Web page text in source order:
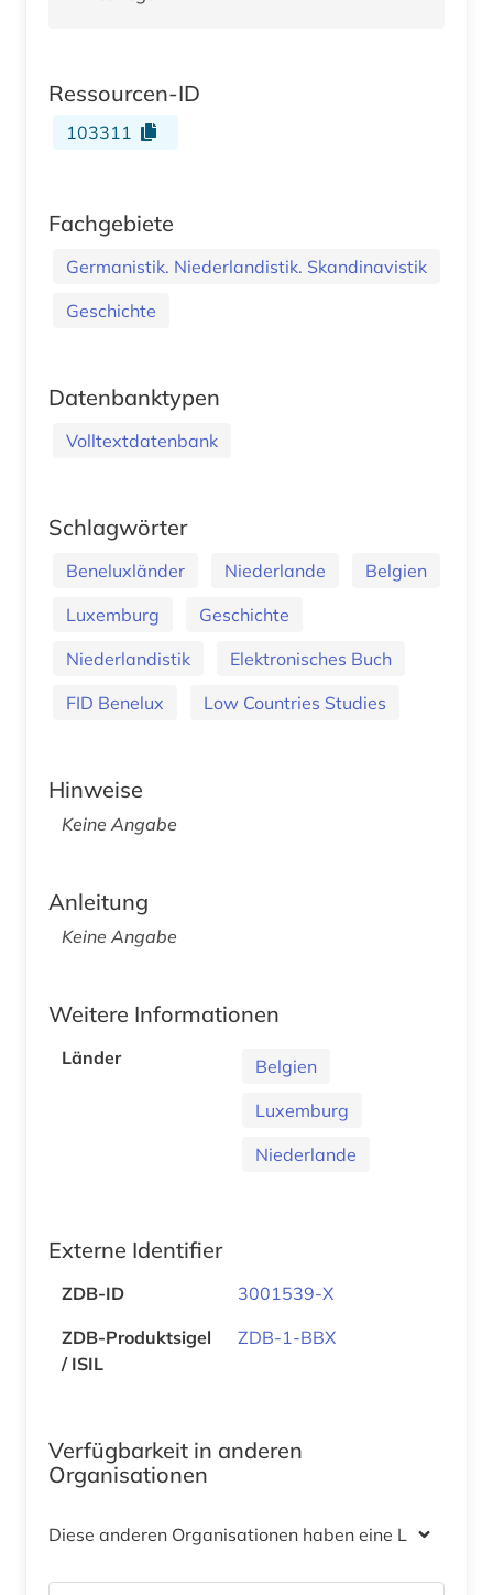
Ressourcen-ID
103311
Fachgebiete
Germanistik. Niederlandistik. Skandinavistik
Geschichte
Datenbanktypen
Volltextdatenbank
Schlagwörter
Beneluxländer Niederlande
Belgien
Luxemburg
Geschichte
Niederlandistik
Elektronisches Buch
FID Benelux
Low Countries Studies
Hinweise
Keine Angabe
Anleitung
Keine Angabe
Weitere Informationen
Länder
Belgien
Luxemburg
Niederlande
Externe Identifier
ZDB-ID
3001539-X
ZDB-Produktsigel
/ ISIL
ZDB-1-BBX
Verfügbarkeit in anderen
Organisationen
Diese anderen Organisationen haben eine Lizenz